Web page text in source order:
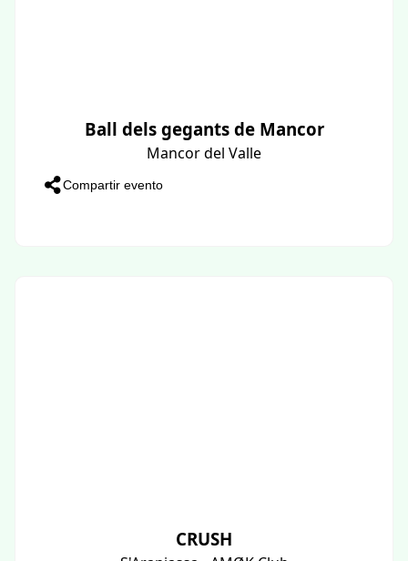
Ball dels gegants de Mancor
Mancor del Valle
Compartir evento
CRUSH